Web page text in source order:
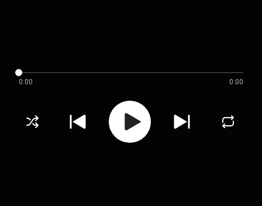
0:00 0:00